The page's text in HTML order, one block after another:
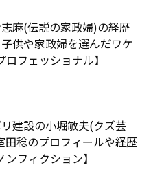
麻(伝説の家政婦)の経歴
供や家政婦を選んだワケ
ロフェッショナル】
建設の小堀敏夫(クズ芸
田稔のプロフィールや経歴
ンフィクション】